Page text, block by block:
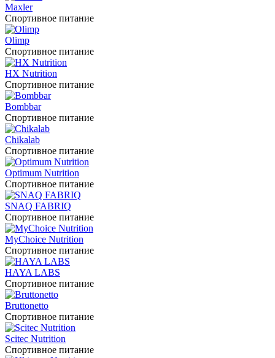
Maxler
Спортивное питание
Olimp
Спортивное питание
HX Nutrition
Спортивное питание
Bombbar
Спортивное питание
Chikalab
Спортивное питание
Optimum Nutrition
Спортивное питание
SNAQ FABRIQ
Спортивное питание
MyChoice Nutrition
Спортивное питание
HAYA LABS
Спортивное питание
Bruttonetto
Спортивное питание
Scitec Nutrition
Спортивное питание